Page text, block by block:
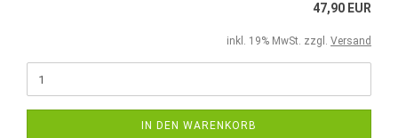
47,90 EUR
inkl. 19% MwSt. zzgl. Versand
IN DEN WARENKORB